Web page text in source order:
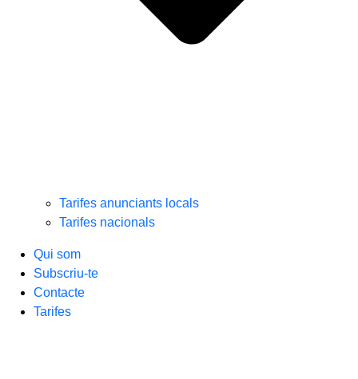
Tarifes anunciants locals
Tarifes nacionals
Qui som
Subscriu-te
Contacte
Tarifes